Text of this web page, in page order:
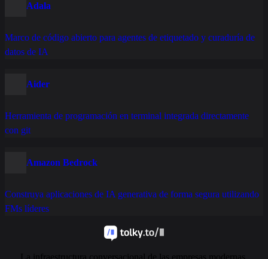
Adala
Marco de código abierto para agentes de etiquetado y curaduría de
datos de IA
Aider
Herramienta de programación en terminal integrada directamente
con git
Amazon Bedrock
Construya aplicaciones de IA generativa de forma segura utilizando
FMs líderes